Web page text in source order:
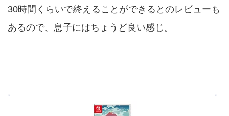
30時間くらいで終えることができるとのレビューも
あるので、息子にはちょうど良い感じ。